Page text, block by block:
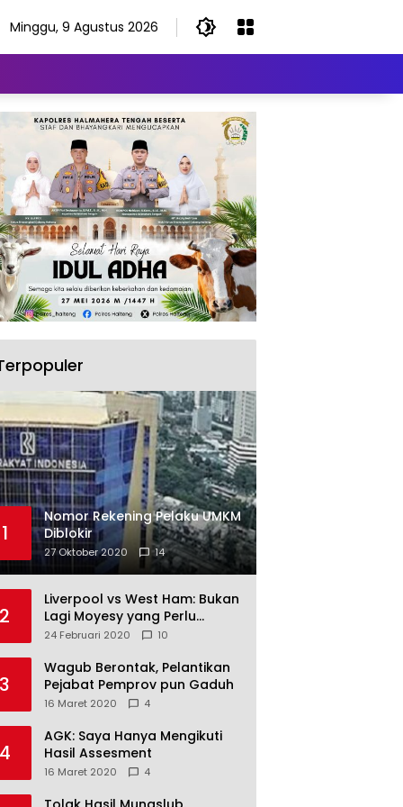
Minggu, 9 Agustus 2026
1
Nomor Rekening Pelaku UMKM
Diblokir
27 Oktober 2020 14
2
Liverpool vs West Ham: Bukan
Lagi Moyesy yang Perlu
Ditakuti
24 Februari 2020 10
3
Wagub Berontak, Pelantikan
Pejabat Pemprov pun Gaduh
16 Maret 2020 4
4
AGK: Saya Hanya Mengikuti
Hasil Assesment
16 Maret 2020 4